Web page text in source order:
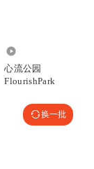
心流公园
FlourishPark
换一批